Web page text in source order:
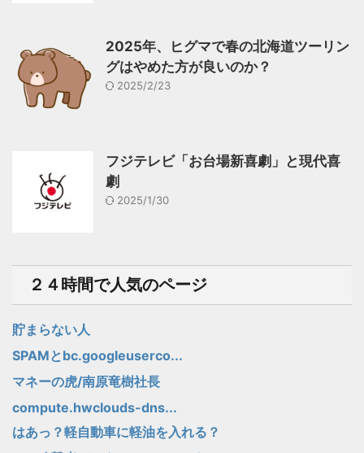
2025年、ヒグマで春の北海道ツーリン
グはやめた方が良いのか？
2025/2/23
フジテレビ「お台場新喜劇」と現代喜
劇
2025/1/30
２４時間で人気のページ
貯まらない人
SPAMとbc.googleuserco...
マネーの虎/南原竜樹社長
compute.hwclouds-dns...
はあっ？軽自動車に軽油を入れる？